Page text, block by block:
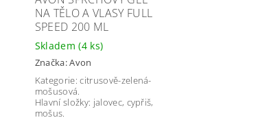
NA TĚLO A VLASY FULL
SPEED 200 ML
Skladem(4 ks)
Značka:Avon
Kategorie: citrusově-zelená-
mošusová.
Hlavní složky: jalovec, cypřiš,
mošus.